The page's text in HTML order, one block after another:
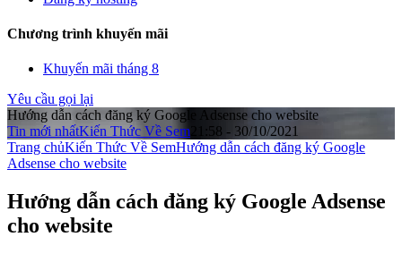
Chương trình khuyến mãi
Khuyến mãi tháng 8
Yêu cầu gọi lại
Hướng dẫn cách đăng ký Google Adsense cho website
Tin mới nhấtKiến Thức Về Sem 21:58 - 30/10/2021
Trang chủKiến Thức Về SemHướng dẫn cách đăng ký Google
Adsense cho website
Hướng dẫn cách đăng ký Google Adsense
cho website